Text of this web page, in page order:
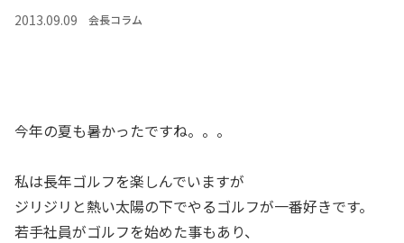
2013.09.09 会長コラム
今年の夏も暑かったですね。。。
私は長年ゴルフを楽しんでいますが
ジリジリと熱い太陽の下でやるゴルフが一番好きです。
若手社員がゴルフを始めた事もあり、